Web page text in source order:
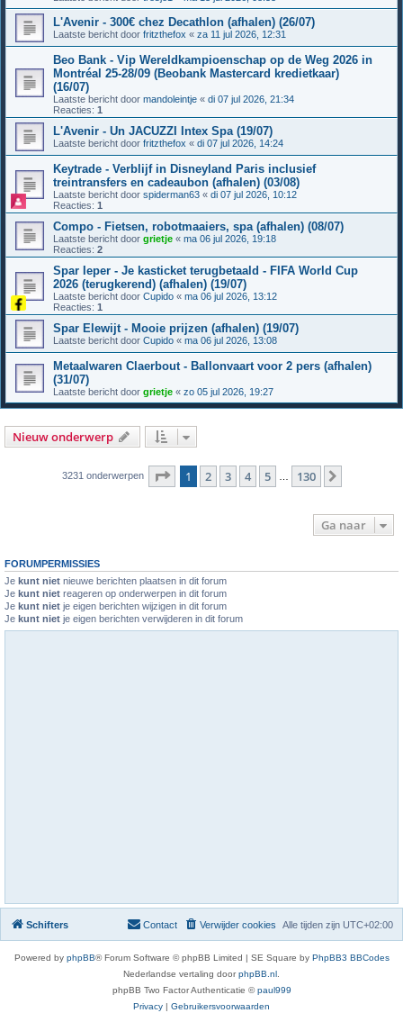
L'Avenir - 300€ chez Decathlon (afhalen) (26/07)
Laatste bericht door fritzthefox « za 11 jul 2026, 12:31
Beo Bank - Vip Wereldkampioenschap op de Weg 2026 in
Montréal 25-28/09 (Beobank Mastercard kredietkaar)
(16/07)
Laatste bericht door mandoleintje « di 07 jul 2026, 21:34
Reacties: 1
L'Avenir - Un JACUZZI Intex Spa (19/07)
Laatste bericht door fritzthefox « di 07 jul 2026, 14:24
Keytrade - Verblijf in Disneyland Paris inclusief
treintransfers en cadeaubon (afhalen) (03/08)
Laatste bericht door spiderman63 « di 07 jul 2026, 10:12
Reacties: 1
Compo - Fietsen, robotmaaiers, spa (afhalen) (08/07)
Laatste bericht door grietje « ma 06 jul 2026, 19:18
Reacties: 2
Spar Ieper - Je kasticket terugbetaald - FIFA World Cup
2026 (terugkerend) (afhalen) (19/07)
Laatste bericht door Cupido « ma 06 jul 2026, 13:12
Reacties: 1
Spar Elewijt - Mooie prijzen (afhalen) (19/07)
Laatste bericht door Cupido « ma 06 jul 2026, 13:08
Metaalwaren Claerbout - Ballonvaart voor 2 pers (afhalen)
(31/07)
Laatste bericht door grietje « zo 05 jul 2026, 19:27
Nieuw onderwerp
3231 onderwerpen Pagina van 130
1 2 3 4 5 130
Ga naar
FORUMPERMISSIES
Je kunt niet nieuwe berichten plaatsen in dit forum
Je kunt niet reageren op onderwerpen in dit forum
Je kunt niet je eigen berichten wijzigen in dit forum
Je kunt niet je eigen berichten verwijderen in dit forum
Schifters Alle tijden zijn UTC+02:00
Verwijder cookies
Contact
Powered by phpBB® Forum Software © phpBB Limited | SE Square by PhpBB3 BBCodes
Nederlandse vertaling doorphpBB.nl
phpBB Two Factor Authenticatie ©paul999
Privacy | Gebruikersvoorwaarden